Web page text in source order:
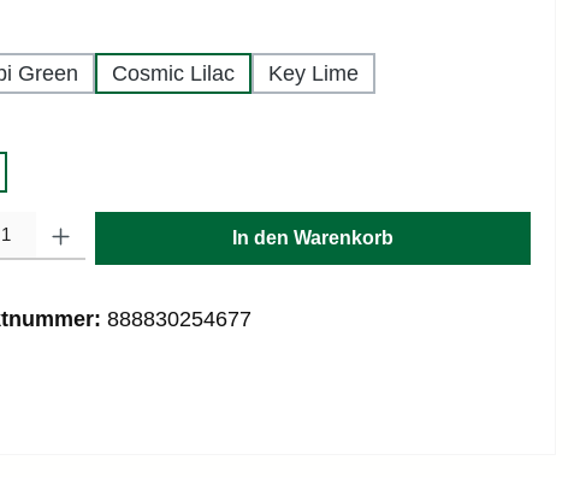
Green Cosmic Lilac Key Lime
In den Warenkorb
888830254677